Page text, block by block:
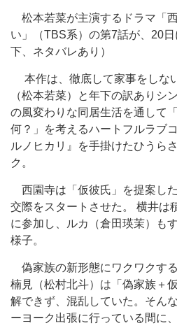
松本若菜が主演するドラマ「
い」（TBS系）の第7話が、20
下、ネタバレあり）
本作は、徹底して家事をしな
（松本若菜）と年下の訳ありシ
の風変わりな同居生活を通して
何？」を考えるハートフルラブ
ルノヒカリ』を手掛けたひうら
ク。
西園寺は「仮彼氏」を提案し
交際をスタートさせた。 横井は
に参加し、ルカ（倉田瑛茉）も
様子。
偽家族の新形態にワクワクす
楠見（松村北斗）は「偽家族＋
解できず、混乱していた。そん
ーヨーク出張に行っている間に